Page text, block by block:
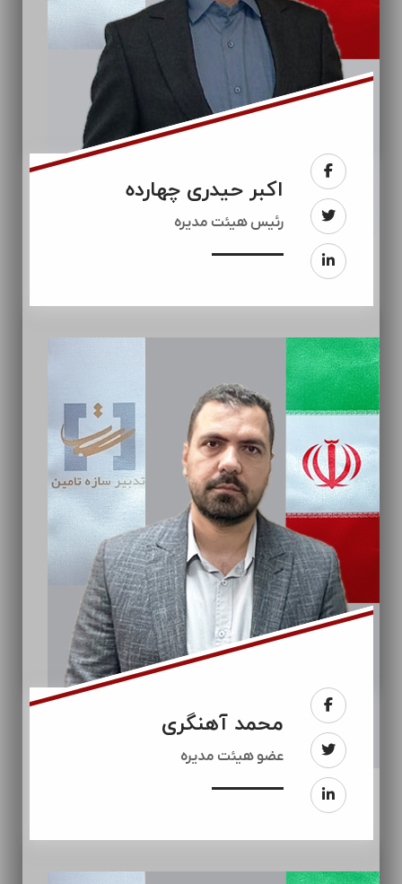
اکبر حیدری چهارده
رئيس هیئت مدیره
محمد آهنگری
عضو هیئت مدیره